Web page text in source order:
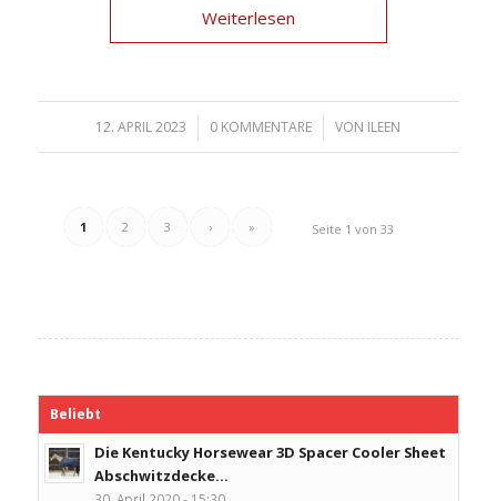
Weiterlesen
12. APRIL 2023
/ 0 KOMMENTARE
/ VON ILEEN
Seite 1 von 33
1 2 3 › »
Beliebt
Die Kentucky Horsewear 3D Spacer Cooler Sheet
Abschwitzdecke...